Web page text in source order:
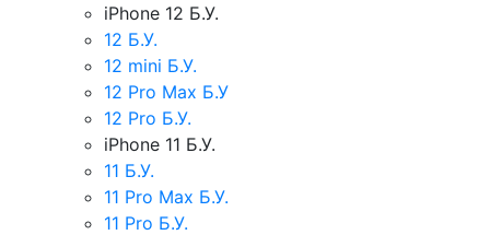
iPhone 12 Б.У.
12 Б.У.
12 mini Б.У.
12 Pro Max Б.У
12 Pro Б.У.
iPhone 11 Б.У.
11 Б.У.
11 Pro Max Б.У.
11 Pro Б.У.